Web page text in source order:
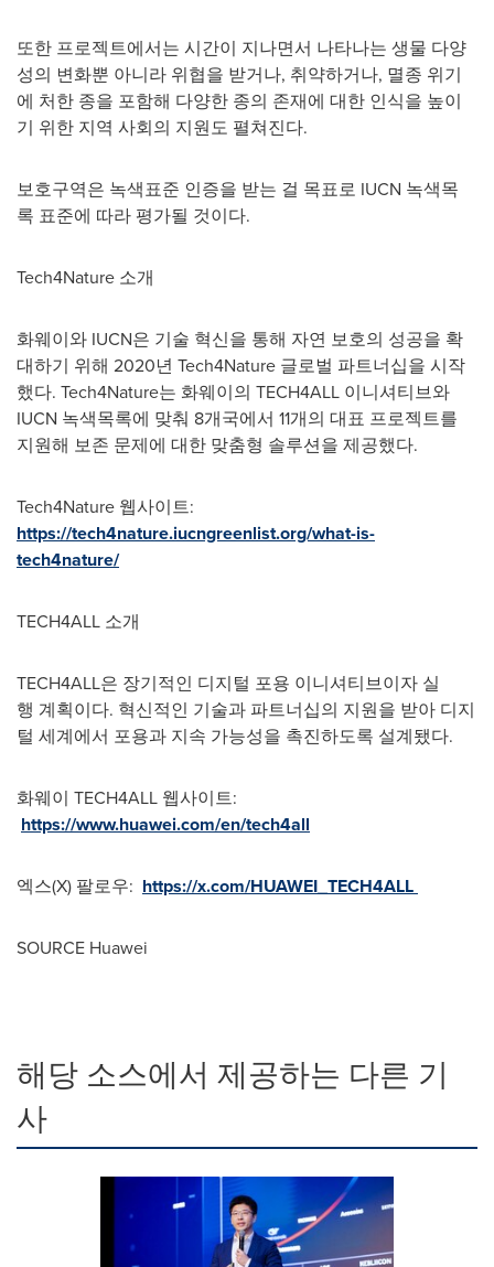
또한 프로젝트에서는 시간이 지나면서 나타나는 생물 다양
성의 변화뿐 아니라 위협을 받거나, 취약하거나, 멸종 위기
에 처한 종을 포함해 다양한 종의 존재에 대한 인식을 높이
기 위한 지역 사회의 지원도 펼쳐진다.
보호구역은 녹색표준 인증을 받는 걸 목표로 IUCN 녹색목
록 표준에 따라 평가될 것이다.
Tech4Nature 소개
화웨이와 IUCN은 기술 혁신을 통해 자연 보호의 성공을 확
대하기 위해 2020년 Tech4Nature 글로벌 파트너십을 시작
했다. Tech4Nature는 화웨이의 TECH4ALL 이니셔티브와
IUCN 녹색목록에 맞춰 8개국에서 11개의 대표 프로젝트를
지원해 보존 문제에 대한 맞춤형 솔루션을 제공했다.
Tech4Nature 웹사이트:
https://tech4nature.iucngreenlist.org/what-is-
tech4nature/
TECH4ALL 소개
TECH4ALL은 장기적인 디지털 포용 이니셔티브이자 실
행 계획이다. 혁신적인 기술과 파트너십의 지원을 받아 디지
털 세계에서 포용과 지속 가능성을 촉진하도록 설계됐다.
화웨이 TECH4ALL 웹사이트:
https://www.huawei.com/en/tech4all
엑스(X) 팔로우: https://x.com/HUAWEI_TECH4ALL
SOURCE Huawei
해당 소스에서 제공하는 다른 기
사